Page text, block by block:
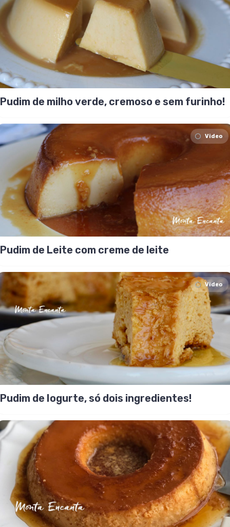
Pudim de milho verde, cremoso e sem furinho!
Video
Pudim de Leite com creme de leite
Video
Pudim de Iogurte, só dois ingredientes!